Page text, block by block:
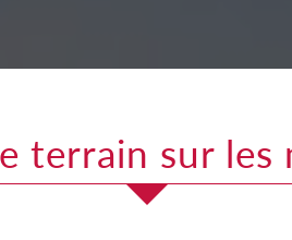
terrain sur les